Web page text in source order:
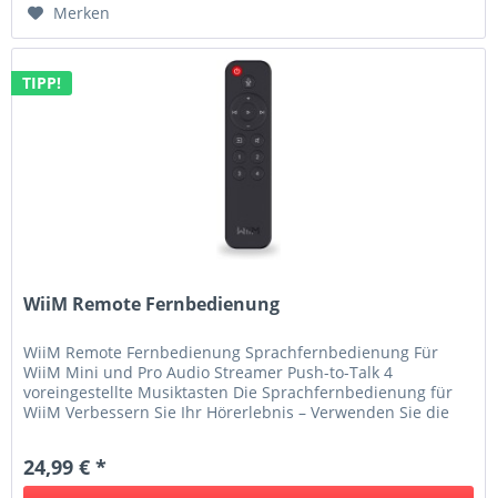
Merken
TIPP!
WiiM Remote Fernbedienung
WiiM Remote Fernbedienung Sprachfernbedienung Für
WiiM Mini und Pro Audio Streamer Push-to-Talk 4
voreingestellte Musiktasten Die Sprachfernbedienung für
WiiM Verbessern Sie Ihr Hörerlebnis – Verwenden Sie die
24,99 € *